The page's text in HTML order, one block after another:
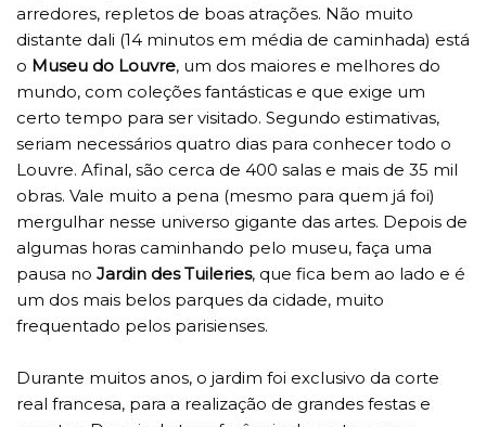
arredores, repletos de boas atrações. Não muito
distante dali (14 minutos em média de caminhada) está
o Museu do Louvre, um dos maiores e melhores do
mundo, com coleções fantásticas e que exige um
certo tempo para ser visitado. Segundo estimativas,
seriam necessários quatro dias para conhecer todo o
Louvre. Afinal, são cerca de 400 salas e mais de 35 mil
obras. Vale muito a pena (mesmo para quem já foi)
mergulhar nesse universo gigante das artes. Depois de
algumas horas caminhando pelo museu, faça uma
pausa no Jardin des Tuileries, que fica bem ao lado e é
um dos mais belos parques da cidade, muito
frequentado pelos parisienses.
Durante muitos anos, o jardim foi exclusivo da corte
real francesa, para a realização de grandes festas e